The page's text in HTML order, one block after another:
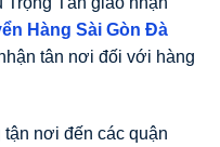
Hàng Sài Gòn Đà
tân nơi đối với hàng
nơi đến các quận